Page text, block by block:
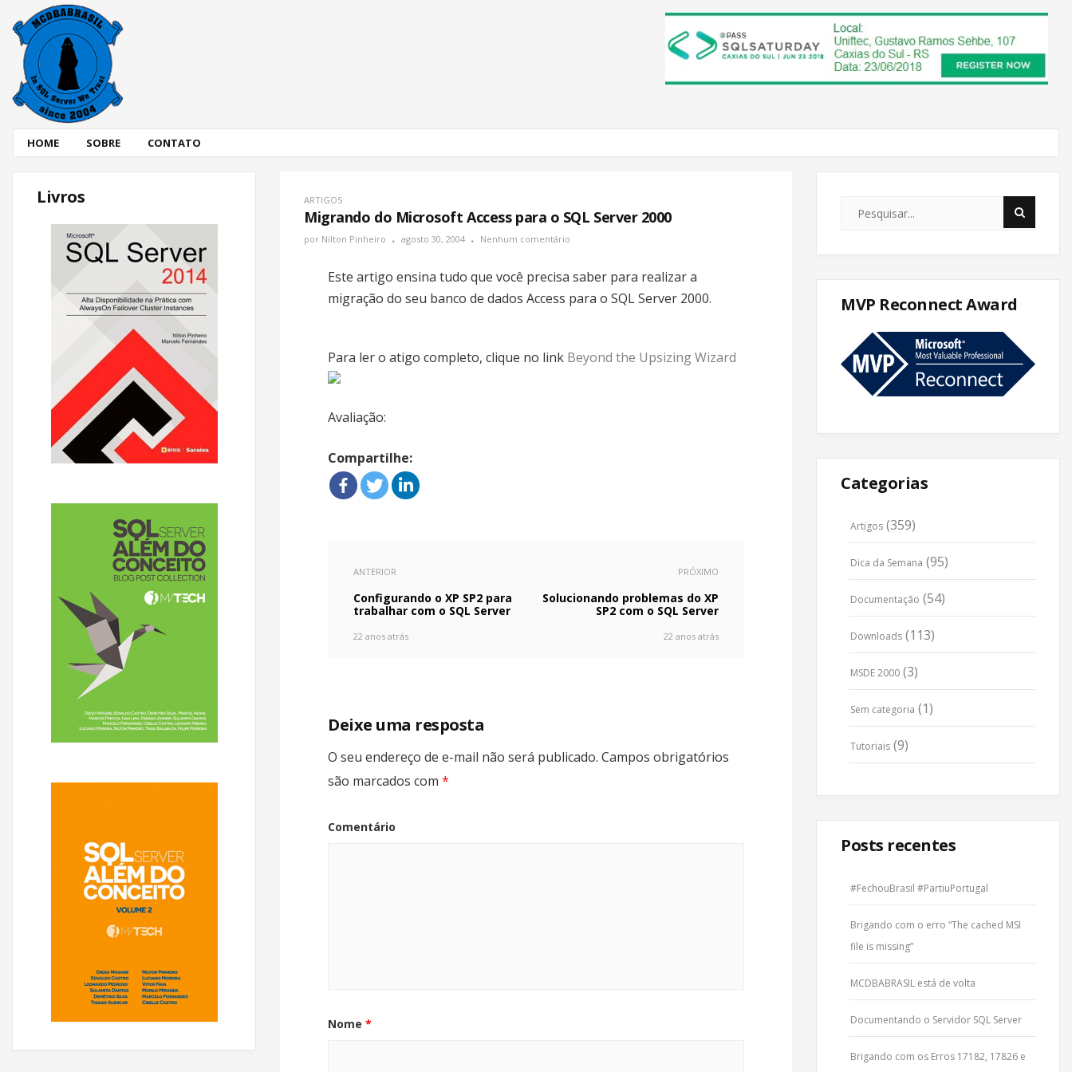
HOME SOBRE CONTATO
Livros ARTIGOS
Migrando do Microsoft Access para o SQL Server 2000
por Nilton Pinheiro agosto 30, 2004 Nenhum comentário
Este artigo ensina tudo que você precisa saber para realizar a
migração do seu banco de dados Access para o SQL Server 2000.
Para ler o atigo completo, clique no link Beyond the Upsizing Wizard
Avaliação:
Compartilhe:
ANTERIOR
Configurando o XP SP2 para
trabalhar com o SQL Server
22 anos atrás
PRÓXIMO
Solucionando problemas do XP
SP2 com o SQL Server
22 anos atrás
Deixe uma resposta
O seu endereço de e-mail não será publicado. Campos obrigatórios
são marcados com *
Comentário
Nome *
MVP Reconnect Award
Categorias
Artigos (359)
Dica da Semana (95)
Documentação (54)
Downloads (113)
MSDE 2000 (3)
Sem categoria (1)
Tutoriais (9)
Posts recentes
#FechouBrasil #PartiuPortugal
Brigando com o erro “The cached MSI
file is missing”
MCDBABRASIL está de volta
Documentando o Servidor SQL Server
Brigando com os Erros 17182, 17826 e